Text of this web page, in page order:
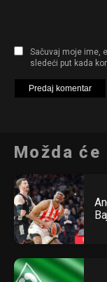
Sačuvaj moje ime,
sledeći put kada
Možda